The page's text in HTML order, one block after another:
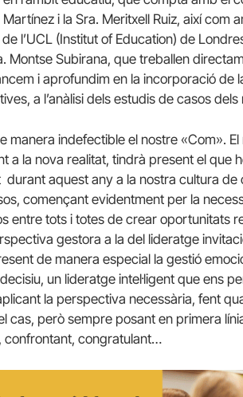
i la Sra. Meritxell Ruiz, així com
de l’UCL (Institut of Education) de
Montse Subirana, que treballen
i aprofundim en la incorporació de
a l’anàlisi dels estudis de casos
manera indefectible el nostre «Com».
a la nova realitat, tindrà present el que
aquest any a la nostra cultura
començant evidentment per la
entre tots i totes de crear oportunitats
gestora a la del lideratge
de manera especial la gestió
un lideratge intel·ligent que ens
la perspectiva necessària, fent
cas, però sempre posant en primera
confrontant, congratulant…